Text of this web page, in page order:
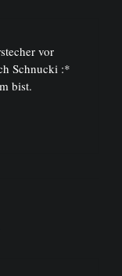
vor
Schnucki :*
bist.